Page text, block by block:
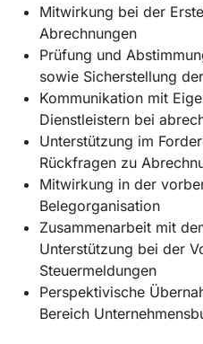
Mitwirkung bei der
Abrechnungen
Prüfung und
sowie Sicherstellung
Kommunikation mit
Dienstleistern bei
Unterstützung im
Rückfragen zu
Mitwirkung in der
Belegorganisation
Zusammenarbeit mit
Unterstützung bei der
Steuermeldungen
Perspektivische
Bereich